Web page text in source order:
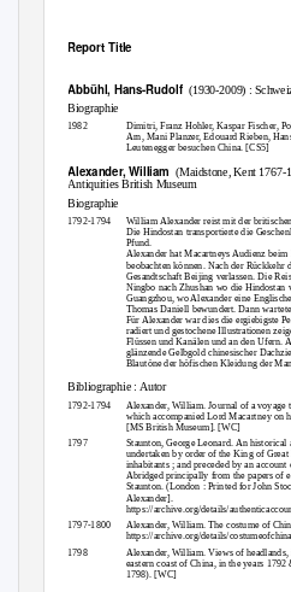
Report Title
Abbühl, Hans-Rudolf (1930-2009) :
Biographie
1982
Dimitri, Franz Hohler, Kaspar Fischer,
Arn, Mani Planzer, Edouard Rieben,
Leutenegger besuchen China. [CS5]
Alexander, William (Maidstone, Kent 1767-
Antiquities British Museum
Biographie
1792-1794 William Alexander reist mit der
Die Hindostan transportierte die
Pfund.
Alexander hat Macartneys Audienz
beobachten können. Nach der Rückkehr
Gesandtschaft Beijing verlassen. Die
Ningbo nach Zhushan wo die Hindostan
Guangzhou, wo Alexander eine
Thomas Daniell bewundert. Dann
Für Alexander war dies die ergiebigste
radiert und gestochene Illustrationen
Flüssen und Kanälen und an den Ufern.
glänzende Gelbgold chinesischer
Blautöne der höfischen Kleidung der
Bibliographie : Autor
1792-1794 Alexander, William. Journal of a voyage
which accompanied Lord Macartney on
[MS British Museum]. [WC]
1797 Staunton, George Leonard. An historical
undertaken by order of the King of Great
inhabitants ; and preceded by an account
Abridged principally from the papers of
Staunton. (London : Printed for John
Alexander].
https://archive.org/details/
1797-1800
1798
Alexander, William.The costume of
https://archive.org/details/
Alexander, William.Views of headlands,
eastern coast of China, in the years 1792
1798). [WC]